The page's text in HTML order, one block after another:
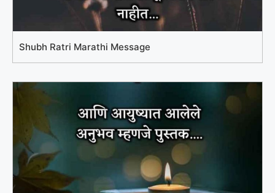
Shubh Ratri Marathi Message